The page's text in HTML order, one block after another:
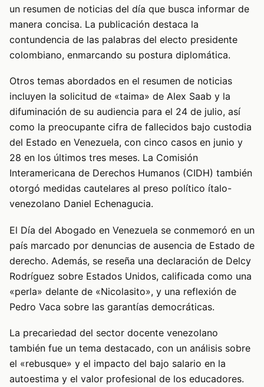
un resumen de noticias del día que busca informar de
manera concisa. La publicación destaca la
contundencia de las palabras del electo presidente
colombiano, enmarcando su postura diplomática.
Otros temas abordados en el resumen de noticias
incluyen la solicitud de «taima» de Alex Saab y la
difuminación de su audiencia para el 24 de julio, así
como la preocupante cifra de fallecidos bajo custodia
del Estado en Venezuela, con cinco casos en junio y
28 en los últimos tres meses. La Comisión
Interamericana de Derechos Humanos (CIDH) también
otorgó medidas cautelares al preso político ítalo-
venezolano Daniel Echenagucia.
El Día del Abogado en Venezuela se conmemoró en un
país marcado por denuncias de ausencia de Estado de
derecho. Además, se reseña una declaración de Delcy
Rodríguez sobre Estados Unidos, calificada como una
«perla» delante de «Nicolasito», y una reflexión de
Pedro Vaca sobre las garantías democráticas.
La precariedad del sector docente venezolano
también fue un tema destacado, con un análisis sobre
el «rebusque» y el impacto del bajo salario en la
autoestima y el valor profesional de los educadores.